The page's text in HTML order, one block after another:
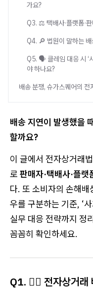
가요?
Q3. ⚖️ 택배사·플랫폼·
Q4. 🔎 법원이 말하는
Q5. 🗣️ 클레임 대응 시 ‘
야 하나요?
배송 분쟁, 슈가스퀘어의
배송 지연이 발생했을
할까요?
이 글에서 전자상거래
로 판매자·택배사·플
다. 또 소비자의 손해배
우를 구분하는 기준, ‘
실무 대응 전략까지 정
꼼꼼히 확인하세요.
Q1. 🤷‍♀️ 전자상거래